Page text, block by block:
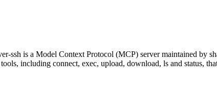
ssh is a Model Context Protocol (MCP) server maintained by
including connect, exec, upload, download, ls and status,